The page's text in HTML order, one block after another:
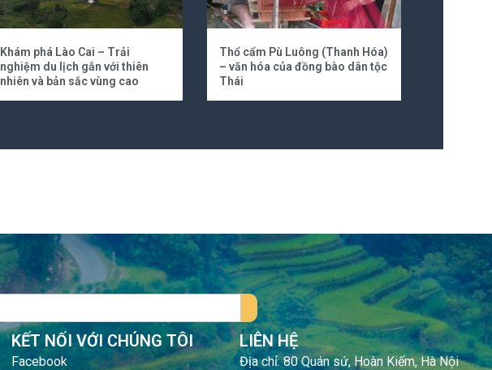
Khám phá Lào Cai – Trải
nghiệm du lịch gắn với thiên
nhiên và bản sắc vùng cao
Thổ cẩm Pù Luông (Thanh Hóa)
– văn hóa của đồng bào dân tộc
Thái
KẾT NỐI VỚI CHÚNG TÔI
Facebook
LIÊN HỆ
Địa chỉ: 80 Quán sứ, Hoàn Kiếm, Hà Nội